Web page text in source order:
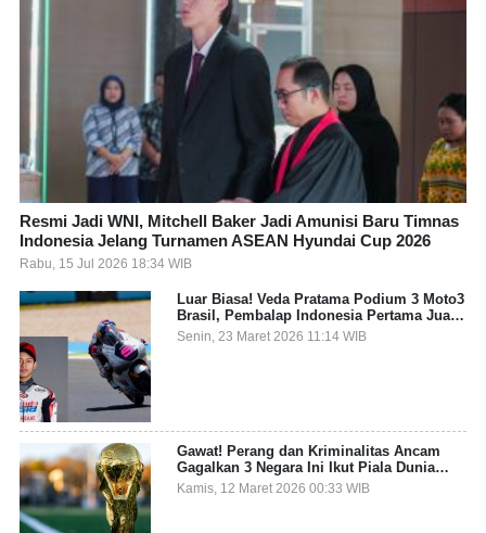
Resmi Jadi WNI, Mitchell Baker Jadi Amunisi Baru Timnas
Indonesia Jelang Turnamen ASEAN Hyundai Cup 2026
Rabu, 15 Jul 2026 18:34 WIB
Luar Biasa! Veda Pratama Podium 3 Moto3
Brasil, Pembalap Indonesia Pertama Juara
Grand Prix
Senin, 23 Maret 2026 11:14 WIB
Gawat! Perang dan Kriminalitas Ancam
Gagalkan 3 Negara Ini Ikut Piala Dunia
2026
Kamis, 12 Maret 2026 00:33 WIB